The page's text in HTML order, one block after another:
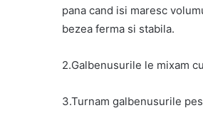
pana cand isi maresc
bezea ferma si stabila.
2.Galbenusurile le mixam
3.Turnam galbenusurile